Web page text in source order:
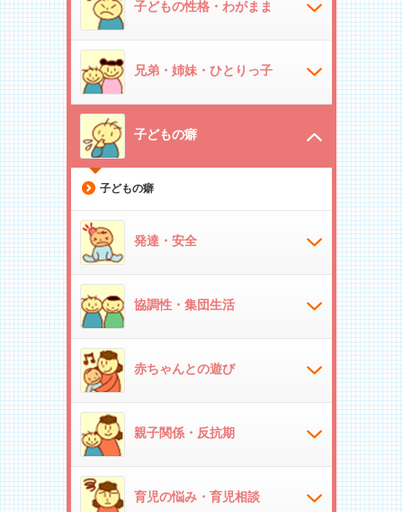
子どもの性格・わがまま
兄弟・姉妹・ひとりっ子
子どもの癖
子どもの癖
発達・安全
協調性・集団生活
赤ちゃんとの遊び
親子関係・反抗期
育児の悩み・育児相談